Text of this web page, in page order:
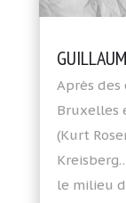
Après
Bruxelles
(Kurt
le milieu